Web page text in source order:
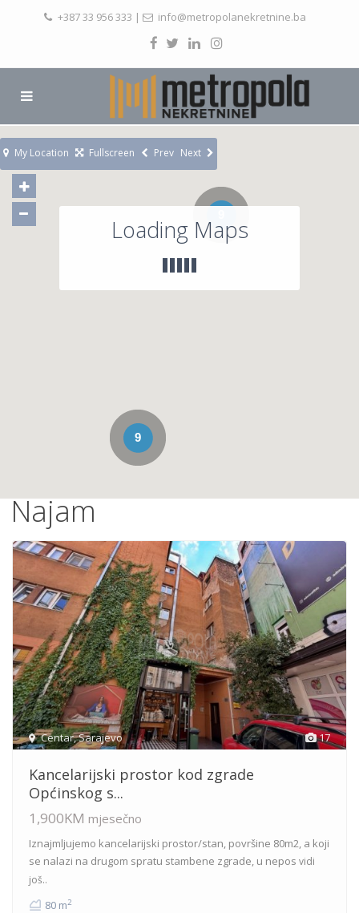
+387 33 956 333 | info@metropolanekretnine.ba
9
Loading Maps
My Location Fullscreen Prev Next
Najam
17
Centar,Sarajevo
Kancelarijski prostor kod zgrade
Općinskog s...
1,900KM mjesečno
Iznajmljujemo kancelarijski prostor/stan, površine 80m2, a koji
se nalazi na drugom spratu stambene zgrade, u nepos vidi
još..
80 m2